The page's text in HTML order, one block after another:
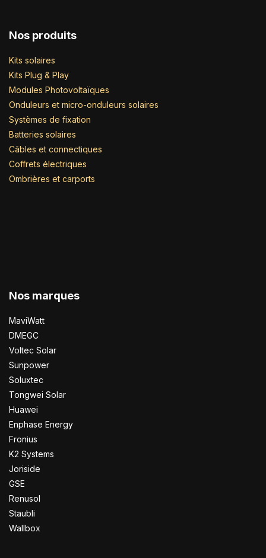
Nos produits
Kits solaires
Kits Plug & Play
Modules Photovoltaïques
Onduleurs et micro-onduleurs solaires
Systèmes de fixation
Batteries solaires
Câbles et connectiques
Coffrets électriques
Ombrières et carports
Nos marques
MaviWatt
DMEGC
Voltec Solar
Sunpower
Soluxtec
Tongwei Solar
Huawei
Enphase Energy
Fronius
K2 Systems
Joriside
GSE
Renusol
Staubli
Wallbox